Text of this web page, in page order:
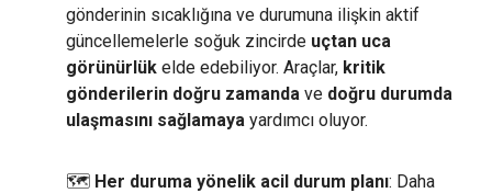
gönderinin sıcaklığına ve durumuna ilişkin aktif
güncellemelerle soğuk zincirde uçtan uca
görünürlük elde edebiliyor. Araçlar, kritik
gönderilerin doğru zamanda ve doğru durumda
ulaşmasını sağlamaya yardımcı oluyor.
🗺 Her duruma yönelik acil durum planı: Daha